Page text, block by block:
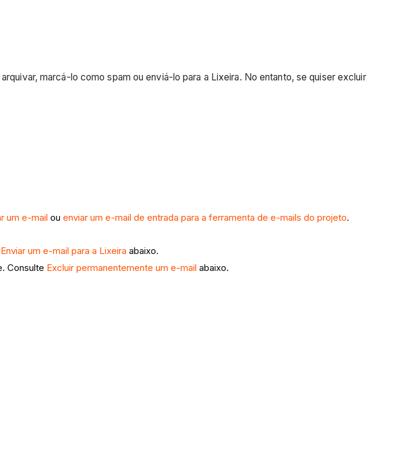
marcá-lo como spam ou enviá-lo para a Lixeira. No entanto, se quiser excluir
um e-mail ou enviar um e-mail de entrada para a ferramenta de e-mails do projeto.
Enviar um e-mail para a Lixeira abaixo.
Consulte Excluir permanentemente um e-mail abaixo.